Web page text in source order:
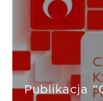
Publikacja